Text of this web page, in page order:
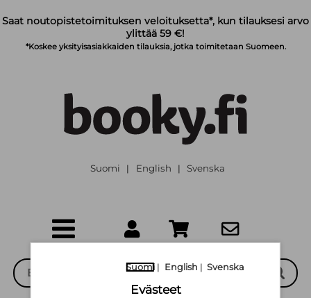
Saat noutopistetoimituksen veloituksetta*, kun tilauksesi arvo
ylittää 59 €!
*Koskee yksityisasiakkaiden tilauksia, jotka toimitetaan Suomeen.
Suomi | English | Svenska
Suomi | English | Svenska
Evästeet